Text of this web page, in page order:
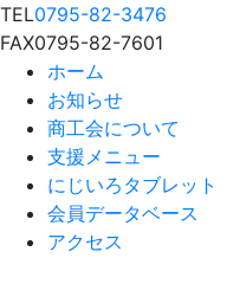
TEL0795-82-3476
FAX0795-82-7601
ホーム
お知らせ
商工会について
支援メニュー
にじいろタブレット
会員データベース
アクセス